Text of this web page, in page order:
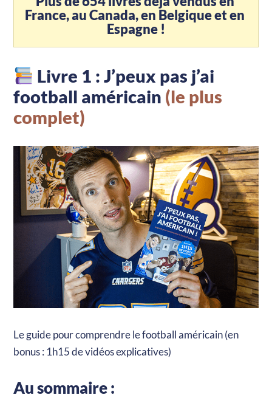
France, au Canada, en Belgique et en
Espagne !
Livre 1 : J’peux pas j’ai
football américain (le plus
complet)
Le guide pour comprendre le football américain (en
bonus : 1h15 de vidéos explicatives)
Au sommaire :